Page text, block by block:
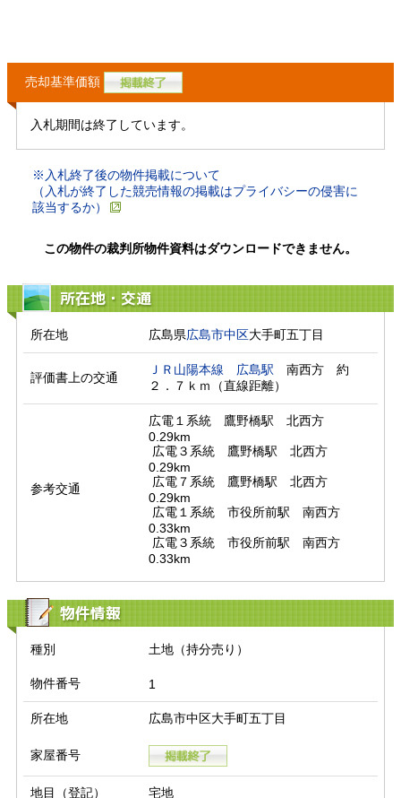
売却基準価額
入札期間は終了しています。
※入札終了後の物件掲載について
（入札が終了した競売情報の掲載はプライバシーの侵害に
該当するか）
この物件の裁判所物件資料はダウンロードできません。
所在地・交通
所在地 広島県広島市中区大手町五丁目
評価書上の交通
ＪＲ山陽本線 広島駅 南西方　約
２．７ｋｍ（直線距離）
参考交通
広電１系統　鷹野橋駅　北西方
0.29km
0.29km
0.29km
0.33km
0.33km
物件情報
種別 土地（持分売り）
物件番号 1
所在地 広島市中区大手町五丁目
家屋番号
地目（登記） 宅地